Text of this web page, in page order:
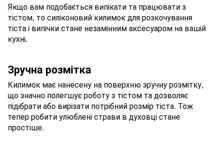
Якщо вам подобається випікати та працювати з
тістом, то силіконовий килимок для розкочування
тіста і випічки стане незамінним аксесуаром на вашій
кухні.
Зручна розмітка
Килимок має нанесену на поверхню зручну розмітку,
що значно полегшує роботу з тістом та дозволяє
підібрати або вирізати потрібний розмір тіста. Тож
тепер робити улюблені страви в духовці стане
простіше.